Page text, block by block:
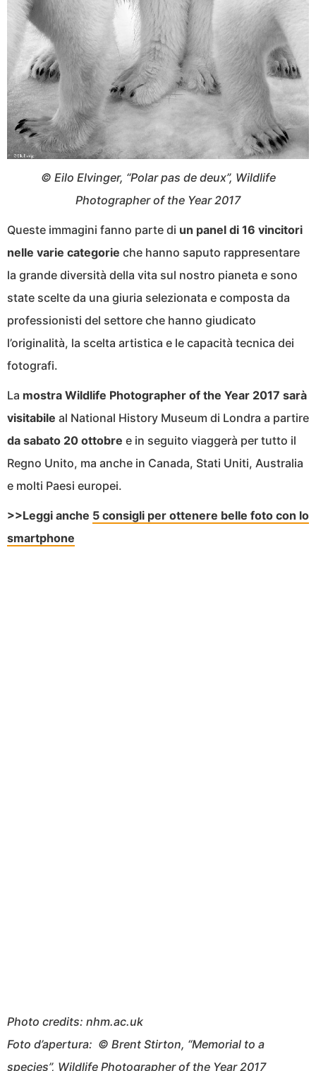
© Eilo Elvinger, “Polar pas de deux”, Wildlife
Photographer of the Year 2017
Queste immagini fanno parte di un panel di 16 vincitori
nelle varie categorie che hanno saputo rappresentare
la grande diversità della vita sul nostro pianeta e sono
state scelte da una giuria selezionata e composta da
professionisti del settore che hanno giudicato
l’originalità, la scelta artistica e le capacità tecnica dei
fotografi.
La mostra Wildlife Photographer of the Year 2017 sarà
visitabile al National History Museum di Londra a partire
da sabato 20 ottobre e in seguito viaggerà per tutto il
Regno Unito, ma anche in Canada, Stati Uniti, Australia
e molti Paesi europei.
>>Leggi anche 5 consigli per ottenere belle foto con lo
smartphone
Photo credits: nhm.ac.uk
Foto d’apertura: © Brent Stirton, “Memorial to a
species”, Wildlife Photographer of the Year 2017